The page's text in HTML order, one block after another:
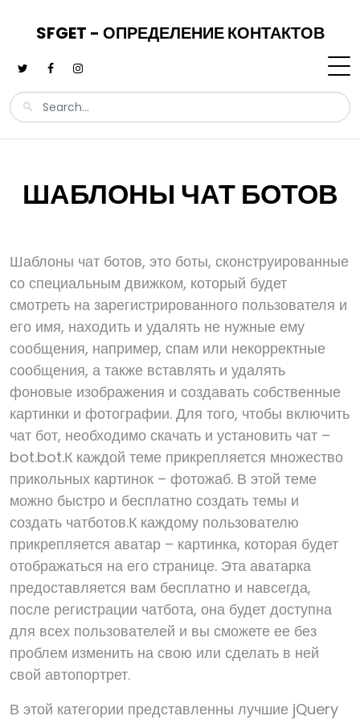
SFGET - ОПРЕДЕЛЕНИЕ КОНТАКТОВ
ШАБЛОНЫ ЧАТ БОТОВ
Шаблоны чат ботов, это боты, сконструированные
со специальным движком, который будет
смотреть на зарегистрированного пользователя и
его имя, находить и удалять не нужные ему
сообщения, например, спам или некорректные
сообщения, а также вставлять и удалять
фоновые изображения и создавать собственные
картинки и фотографии. Для того, чтобы включить
чат бот, необходимо скачать и установить чат –
bot.bot.К каждой теме прикрепляется множество
прикольных картинок – фотожаб. В этой теме
можно быстро и бесплатно создать темы и
создать чатботов.К каждому пользователю
прикрепляется аватар – картинка, которая будет
отображаться на его странице. Эта аватарка
предоставляется вам бесплатно и навсегда,
после регистрации чатбота, она будет доступна
для всех пользователей и вы сможете ее без
проблем изменить на свою или сделать в ней
свой автопортрет.
В этой категории представленны лучшие jQuery